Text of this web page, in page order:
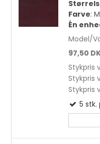
Dobbeltklæbende
Farve:
Én
Model/
97,50
Stykpris
Stykpris
Stykpris
5 stk.